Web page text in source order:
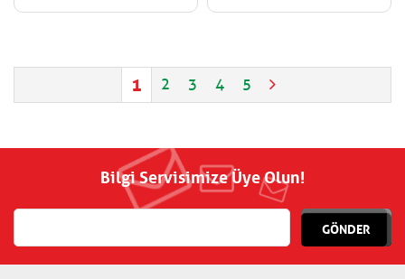
1 2 3 4 5
Bilgi Servisimize Üye Olun!
GÖNDER